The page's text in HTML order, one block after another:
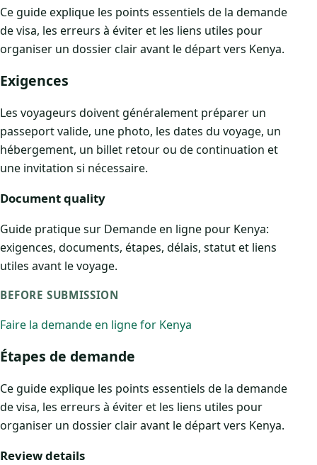
Ce guide explique les points essentiels de la demande
de visa, les erreurs à éviter et les liens utiles pour
organiser un dossier clair avant le départ vers Kenya.
Exigences
Les voyageurs doivent généralement préparer un
passeport valide, une photo, les dates du voyage, un
hébergement, un billet retour ou de continuation et
une invitation si nécessaire.
Document quality
Guide pratique sur Demande en ligne pour Kenya:
exigences, documents, étapes, délais, statut et liens
utiles avant le voyage.
BEFORE SUBMISSION
Faire la demande en ligne for Kenya
Étapes de demande
Ce guide explique les points essentiels de la demande
de visa, les erreurs à éviter et les liens utiles pour
organiser un dossier clair avant le départ vers Kenya.
Review details